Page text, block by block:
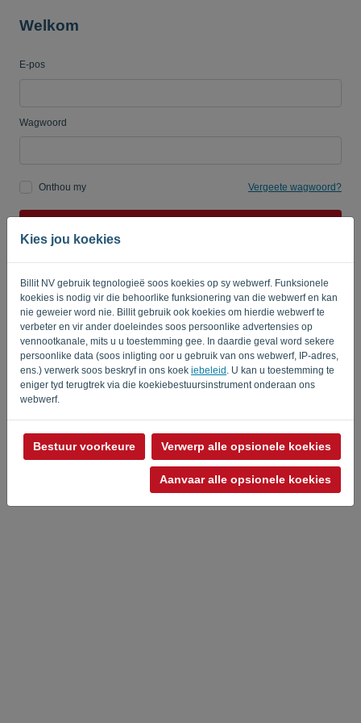
Kies jou koekies
Billit NV gebruik tegnologieë soos koekies op sy webwerf. Funksionele
koekies is nodig vir die behoorlike funksionering van die webwerf en kan
nie geweier word nie. Billit gebruik ook koekies om hierdie webwerf te
verbeter en vir ander doeleindes soos persoonlike advertensies op
vennootkanale, mits u u toestemming gee. In daardie geval word sekere
persoonlike data (soos inligting oor u gebruik van ons webwerf, IP-adres,
ens.) verwerk soos beskryf in ons koek iebeleid . U kan u toestemming te
eniger tyd terugtrek via die koekiebestuursinstrument onderaan ons
webwerf.
Bestuur voorkeure Verwerp alle opsionele koekies
Aanvaar alle opsionele koekies
Welkom
E-pos
Wagwoord
Onthou my Vergeete wagwoord?
Privaatheidsbeleid-Terme en voorwaardes